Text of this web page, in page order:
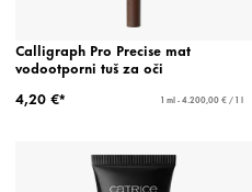
Calligraph Pro Precise mat
vodootporni tuš za oči
4,20 €*
1 ml - 4.200,00 € / 1 l